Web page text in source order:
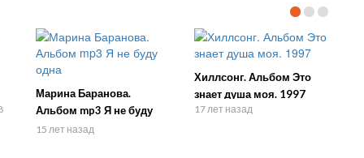
Марина Баранова.
Альбом mp3 Я не буду
одна
15 лет назад
Хиллсонг. Альбом Это
знает душа моя. 1997
17 лет назад